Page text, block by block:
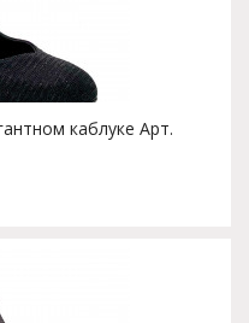
каблуке Арт.